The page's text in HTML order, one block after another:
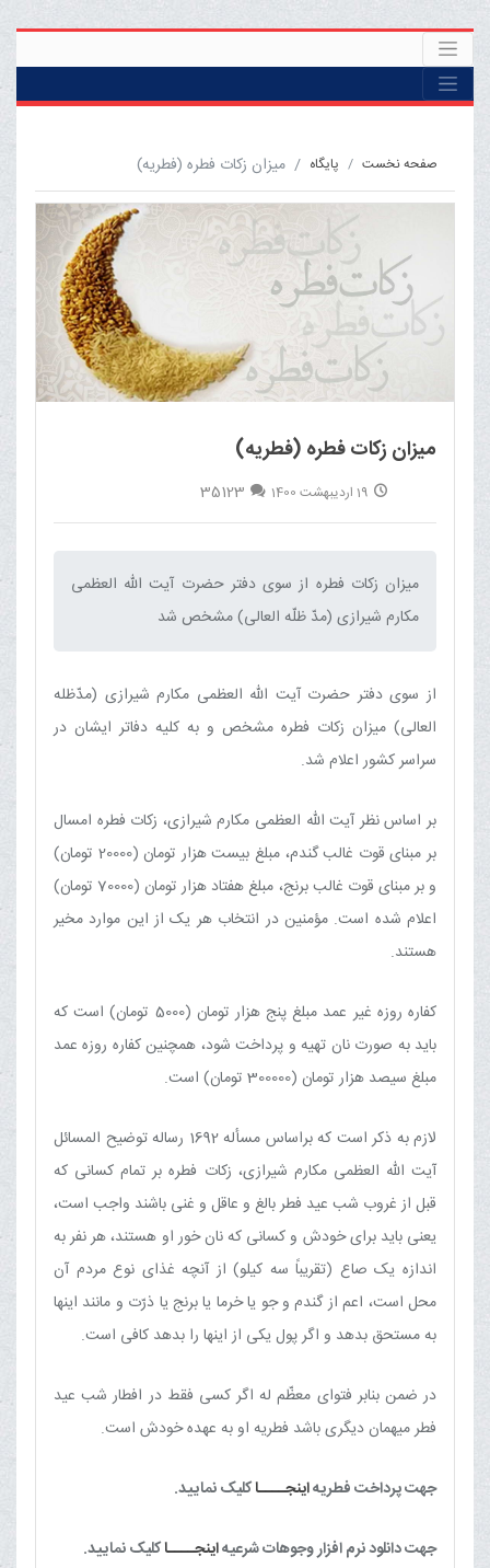
صفحه نخست پايگاه میزان زکات فطره (فطریه)
میزان زکات فطره (فطریه)
19 اردیبهشت 1400 35123
میزان زکات فطره از سوی دفتر حضرت آیت الله العظمی
مکارم شیرازی (مدّ ظلّه العالی) مشخص شد‌
از سوی دفتر حضرت آیت الله العظمی مکارم شیرازی (مدّظله
العالی) میزان زکات فطره مشخص و به کلیه دفاتر ایشان در
سراسر کشور اعلام شد.
بر اساس نظر آیت الله العظمی مکارم شیرازی، زکات فطره امسال
بر مبنای قوت غالب گندم، مبلغ بیست هزار تومان (20000 تومان)
و بر مبنای قوت غالب برنج، مبلغ هفتاد هزار تومان (70000 تومان)
اعلام شده است. مؤمنین در انتخاب هر یک از این موارد مخیر
هستند.
کفاره روزه غیر عمد مبلغ پنج هزار تومان (5000 تومان) است که
باید به صورت نان تهیه و پرداخت شود، همچنین کفاره روزه عمد
مبلغ سیصد هزار تومان (300000 تومان) است.
لازم به ذکر است که براساس مسأله 1692 رساله توضیح المسائل
آیت الله العظمی مکارم شیرازی، زکات فطره بر تمام کسانى که
قبل از غروب شب عید فطر بالغ و عاقل و غنى باشند واجب است،
یعنى باید براى خودش و کسانى که نان خور او هستند، هر نفر به
اندازه یک صاع (تقریباً سه کیلو) از آنچه غذاى نوع مردم آن
محل است، اعم از گندم و جو یا خرما یا برنج یا ذرّت و مانند اینها
به مستحق بدهد و اگر پول یکى از اینها را بدهد کافى است.
در ضمن بنابر فتوای معظّم له اگر کسى فقط در افطار شب عید
فطر میهمان دیگرى باشد فطریه او به عهده خودش است.
جهت پرداخت فطریهاینجــــاکلیک نمایید.
جهت دانلود نرم افزار وجوهات شرعیهاینجــــاکلیک نمایید.